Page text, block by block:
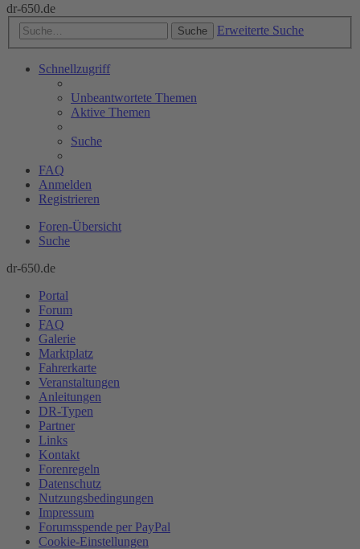
dr-650.de
Suche Erweiterte Suche
Schnellzugriff
Unbeantwortete Themen
Aktive Themen
Suche
FAQ
Anmelden
Registrieren
Foren-Übersicht
Suche
dr-650.de
Portal
Forum
FAQ
Galerie
Marktplatz
Fahrerkarte
Veranstaltungen
Anleitungen
DR-Typen
Partner
Links
Kontakt
Forenregeln
Datenschutz
Nutzungsbedingungen
Impressum
Forumsspende per PayPal
Cookie-Einstellungen